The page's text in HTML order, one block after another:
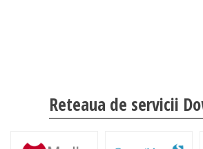
Reteaua de servicii